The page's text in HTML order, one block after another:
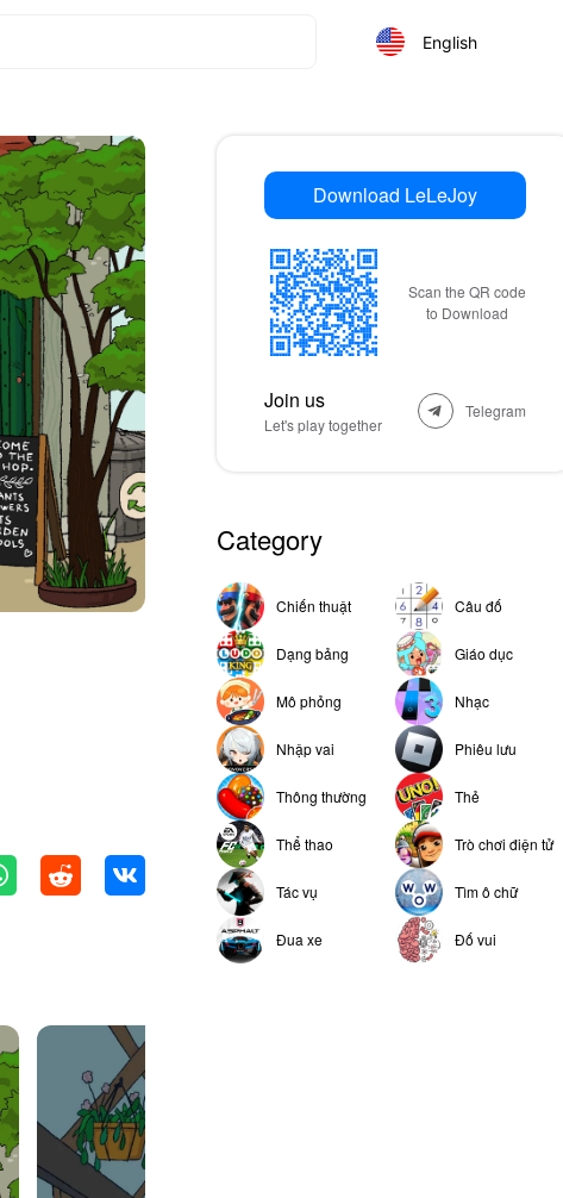
English
Download LeLeJoy
Scan the QR code
to Download
Join us
Let's play together
Telegram
Category
Chiến thuật Câu đố
Dạng bảng Giáo dục
Mô phỏng Nhạc
Nhập vai Phiêu lưu
Thông thường Thẻ
Thể thao Trò chơi điện tử
Tác vụ Tìm ô chữ
Đua xe Đố vui